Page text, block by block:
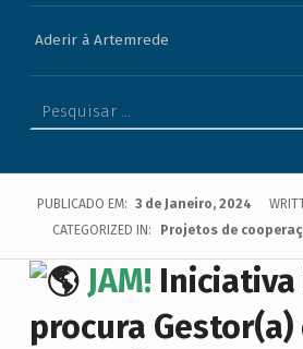
Aderir à Artemrede
PUBLICADO EM: 3 de Janeiro, 2024
CATEGORIZED IN:
Projetos de
JAM!
procura